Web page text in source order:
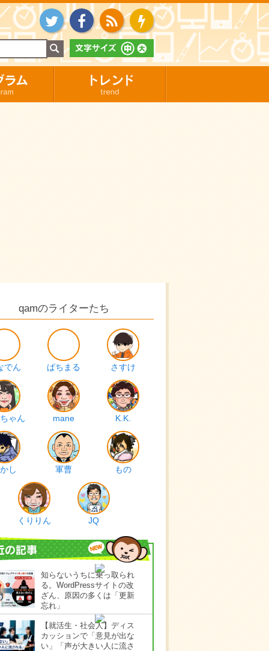
qamのライターたち
でん ぱちまる さすけ
ゃん mane K.K.
し 軍曹 もの
くりりん JQ
知らないうちに乗っ取られ
る。WordPressサイトの改
ざん、原因の多くは「更新
忘れ」
【就活生・社会人】ディス
カッションで「意見が出な
い」「声が大きい人に流さ